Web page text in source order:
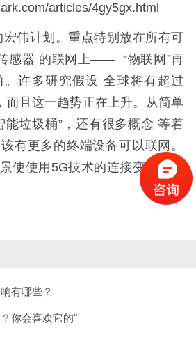
articles/4gy5gx.html
伟计划。重点特别放在所有可
感器 的联网上—— “物联网”再
。许多研究假设 全球将有超过
而且这一趋势正在上升。从简单
能垃圾桶”，还有很多概念 等着
有更多的终端设备可以联网。
使使用5G技术的连接变得至关
有哪些？
你会喜欢它的"